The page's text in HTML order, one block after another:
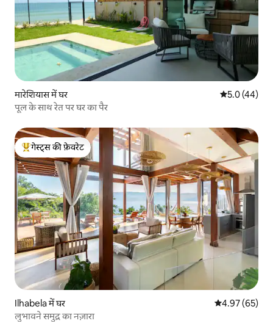
मारेशियास में घर औसत रेटिंग 5
5.0 (44)
पूल के साथ रेत पर घर का पैर
गेस्ट्स का टॉप फ़ेवरेट
गेस्ट्स की फ़ेवरेट
Ilhabela में घर औसत रेटिंग 5 में
4.97 (65)
लुभावने समुद्र का नज़ारा